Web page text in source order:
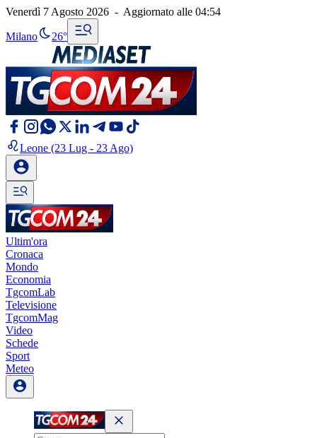
Venerdì 7 Agosto 2026 - Aggiornato alle 04:54
Milano 26°
Leone (23 Lug - 23 Ago)
Ultim'ora
Cronaca
Mondo
Economia
TgcomLab
Televisione
TgcomMag
Video
Schede
Sport
Meteo